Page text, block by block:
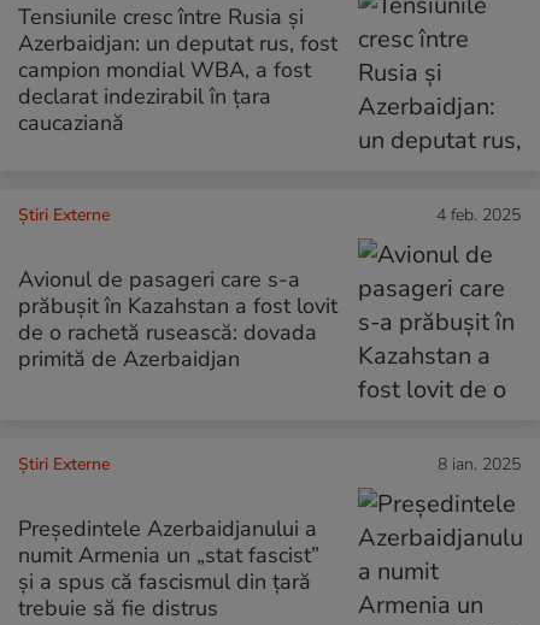
Tensiunile cresc între Rusia și
Azerbaidjan: un deputat rus, fost
campion mondial WBA, a fost
declarat indezirabil în țara
caucaziană
Știri Externe 4 feb. 2025
Avionul de pasageri care s-a
prăbușit în Kazahstan a fost lovit
de o rachetă rusească: dovada
primită de Azerbaidjan
Știri Externe 8 ian. 2025
Președintele Azerbaidjanului a
numit Armenia un „stat fascist”
și a spus că fascismul din țară
trebuie să fie distrus